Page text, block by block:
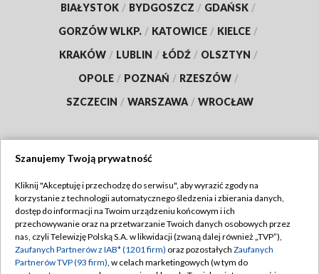
BIAŁYSTOK / BYDGOSZCZ / GDAŃSK /
GORZÓW WLKP. / KATOWICE / KIELCE /
KRAKÓW / LUBLIN / ŁÓDŹ / OLSZTYN /
OPOLE / POZNAŃ / RZESZÓW /
SZCZECIN / WARSZAWA / WROCŁAW
TVP
Abonament TVP
Emisja w TVP
Centrum informacji TVP
Regulamin TVP
Polityka prywatności
Szanujemy Twoją prywatność
Kliknij "Akceptuję i przechodzę do serwisu", aby wyrazić zgody na
korzystanie z technologii automatycznego śledzenia i zbierania danych,
dostęp do informacji na Twoim urządzeniu końcowym i ich
przechowywanie oraz na przetwarzanie Twoich danych osobowych przez
nas, czyli Telewizję Polską S.A. w likwidacji (zwaną dalej również „TVP”),
Zaufanych Partnerów z IAB* (1201 firm) oraz pozostałych Zaufanych
Partnerów TVP (93 firm), w celach marketingowych (w tym do